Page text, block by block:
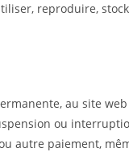
reproduire,
au site web
ou
autre paiement,